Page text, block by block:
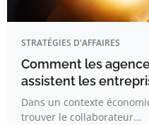
STRATÉGIES D'AFFAIRES
Comment les
assistent les
Dans un contexte
trouver le collaborateur…